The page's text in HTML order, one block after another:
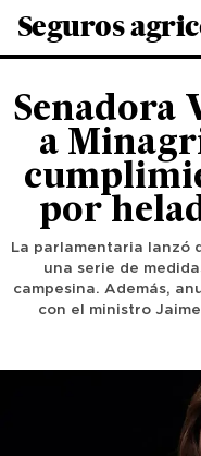
Seguros
Senadora
a
por
La parlamentaria lanzó
una serie de
campesina. Además,
con el ministro